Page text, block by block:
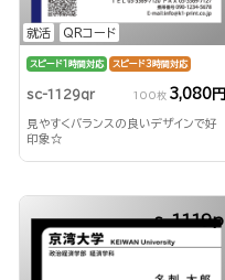
就活 QRコード
スピード1時間対応 スピード3時間対応
sc-1129qr 100枚 3,080円
見やすくバランスの良いデザインで好
印象☆
s-1119p